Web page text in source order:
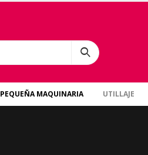
PEQUEÑA MAQUINARIA UTILLAJE